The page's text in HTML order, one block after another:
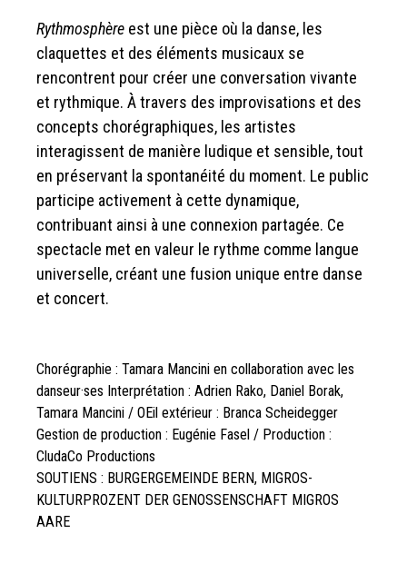
Rythmosphère est une pièce où la danse, les
claquettes et des éléments musicaux se
rencontrent pour créer une conversation vivante
et rythmique. À travers des improvisations et des
concepts chorégraphiques, les artistes
interagissent de manière ludique et sensible, tout
en préservant la spontanéité du moment. Le public
participe activement à cette dynamique,
contribuant ainsi à une connexion partagée. Ce
spectacle met en valeur le rythme comme langue
universelle, créant une fusion unique entre danse
et concert.
Chorégraphie : Tamara Mancini en collaboration avec les
danseur·ses Interprétation : Adrien Rako, Daniel Borak,
Tamara Mancini / OEil extérieur : Branca Scheidegger
Gestion de production : Eugénie Fasel / Production :
CludaCo Productions
SOUTIENS : BURGERGEMEINDE BERN, MIGROS-
KULTURPROZENT DER GENOSSENSCHAFT MIGROS
AARE